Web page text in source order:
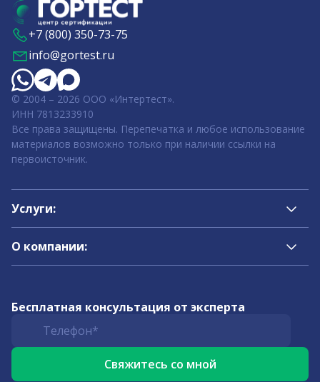
+7 (800) 350-73-75
info@gortest.ru
© 2004 – 2026 ООО «Интертест».
ИНН 7813233910
Все права защищены. Перепечатка и любое использование
материалов возможно только при наличии ссылки на
первоисточник.
Услуги:
О компании:
Бесплатная консультация от эксперта